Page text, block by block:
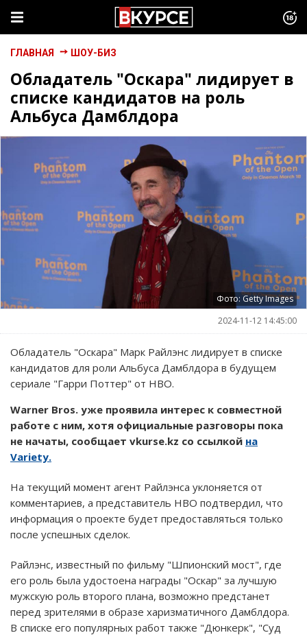
ГЛАВНАЯ ШОУ-БИЗ
Обладатель "Оскара" лидирует в
списке кандидатов на роль
Альбуса Дамблдора
Фото: Getty Images
2024-11-12 14:45:00
Обладатель "Оскара" Марк Райлэнс лидирует в списке
кандидатов для роли Альбуса Дамблдора в будущем
сериале "Гарри Поттер" от HBO.
Warner Bros. уже проявила интерес к совместной
работе с ним, хотя официальные разговоры пока
не начаты, сообщает vkurse.kz со ссылкой на
Variety.
На текущий момент агент Райлэнса уклоняется от
комментариев, а представитель HBO подтвердил, что
информация о проекте будет предоставляться только
после успешных сделок.
Райлэнс, известный по фильму "Шпионский мост", где
его роль была удостоена награды "Оскар" за лучшую
мужскую роль второго плана, возможно предстанет
перед зрителями в образе харизматичного Дамблдора.
В списке его популярных работ также "Дюнкерк", "Суд